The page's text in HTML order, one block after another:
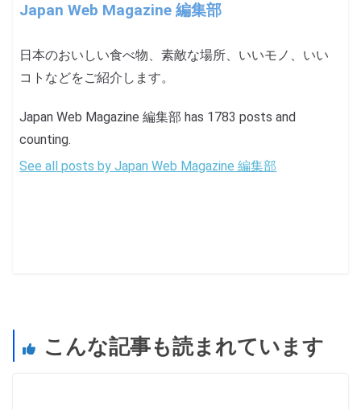
Japan Web Magazine 編集部
日本のおいしい食べ物、素敵な場所、いいモノ、いい
コトなどをご紹介します。
Japan Web Magazine 編集部 has 1783 posts and
counting.
See all posts by Japan Web Magazine 編集部
こんな記事も読まれています